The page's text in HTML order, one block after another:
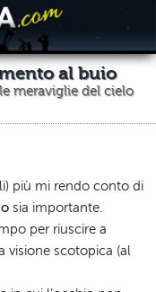
al buio
meraviglie del cielo
più mi rendo conto di
sia importante.
per riuscire a
visione scotopica (al